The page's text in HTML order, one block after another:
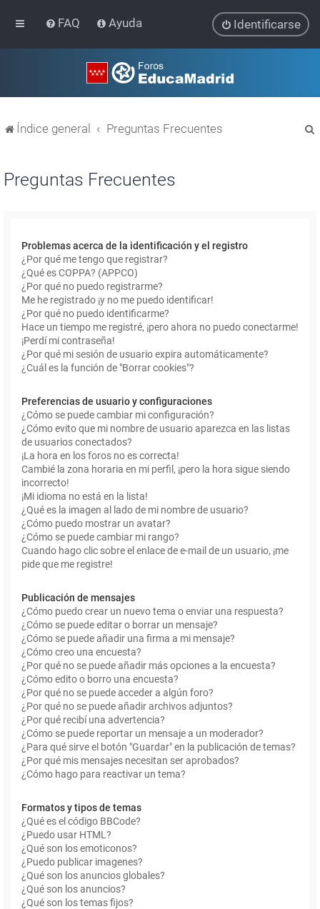
FAQ Ayuda Identificarse
Índice general Preguntas Frecuentes
Preguntas Frecuentes
Problemas acerca de la identificación y el registro
¿Por qué me tengo que registrar?
¿Qué es COPPA? (APPCO)
¿Por qué no puedo registrarme?
Me he registrado ¡y no me puedo identificar!
¿Por qué no puedo identificarme?
Hace un tiempo me registré, ¡pero ahora no puedo conectarme!
¡Perdí mi contraseña!
¿Por qué mi sesión de usuario expira automáticamente?
¿Cuál es la función de "Borrar cookies"?
Preferencias de usuario y configuraciones
¿Cómo se puede cambiar mi configuración?
¿Cómo evito que mi nombre de usuario aparezca en las listas
de usuarios conectados?
¡La hora en los foros no es correcta!
Cambié la zona horaria en mi perfil, ¡pero la hora sigue siendo
incorrecto!
¡Mi idioma no está en la lista!
¿Qué es la imagen al lado de mi nombre de usuario?
¿Cómo puedo mostrar un avatar?
¿Cómo se puede cambiar mi rango?
Cuando hago clic sobre el enlace de e-mail de un usuario, ¡me
pide que me registre!
Publicación de mensajes
¿Cómo puedo crear un nuevo tema o enviar una respuesta?
¿Cómo se puede editar o borrar un mensaje?
¿Cómo se puede añadir una firma a mi mensaje?
¿Cómo creo una encuesta?
¿Por qué no se puede añadir más opciones a la encuesta?
¿Cómo edito o borro una encuesta?
¿Por qué no se puede acceder a algún foro?
¿Por qué no se puede añadir archivos adjuntos?
¿Por qué recibí una advertencia?
¿Cómo se puede reportar un mensaje a un moderador?
¿Para qué sirve el botón "Guardar" en la publicación de temas?
¿Por qué mis mensajes necesitan ser aprobados?
¿Cómo hago para reactivar un tema?
Formatos y tipos de temas
¿Qué es el código BBCode?
¿Puedo usar HTML?
¿Qué son los emoticonos?
¿Puedo publicar imagenes?
¿Qué son los anuncios globales?
¿Qué son los anuncios?
¿Qué son los temas fijos?